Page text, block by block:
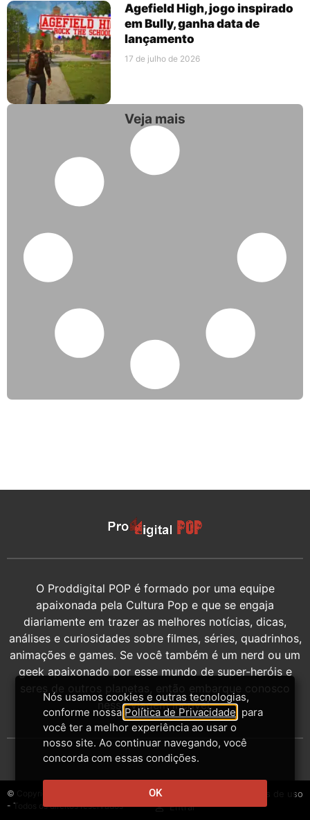
Agefield High, jogo inspirado
em Bully, ganha data de
lançamento
17 de julho de 2026
Veja mais
O Proddigital POP é formado por uma equipe
apaixonada pela Cultura Pop e que se engaja
diariamente em trazer as melhores notícias, dicas,
análises e curiosidades sobre filmes, séries, quadrinhos,
animações e games. Se você também é um nerd ou um
geek apaixonado por esse mundo de super-heróis e
seres de outros planetas, então embarque conosco
nessa viagem incrível.
© Copyright 2014-2026 - Proddigital
- Todos os direitos reservados
Contato
Termos de uso
Entrar
Nós usamos cookies e outras tecnologias,
conforme nossa Política de Privacidade , para
você ter a melhor experiência ao usar o
nosso site. Ao continuar navegando, você
concorda com essas condições.
OK